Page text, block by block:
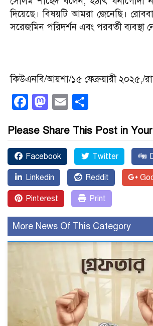
দিয়েছে। বিষয়টি আমরা জেনেছি।
সরেজমিন পরিদর্শন এবং পরবর্তী ব্যবস্থা
কিউএনবি/আয়শা/১৫ ফেব্রুয়ারী ২০২৫,/
Facebook
Mastodon
Email
Please Share This Post in
Facebook Twitter
Linkedin Reddit
Pinterest Print
More News Of This Category